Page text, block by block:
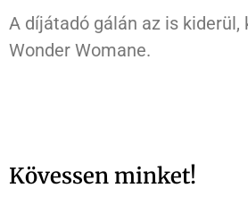
A díjátadó gálán az is kiderül,
Wonder Womane.
Kövessen minket!